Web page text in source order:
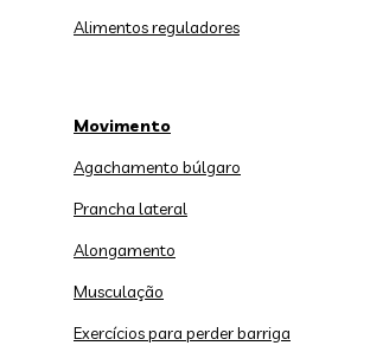
Alimentos reguladores
Movimento
Agachamento búlgaro
Prancha lateral
Alongamento
Musculação
Exercícios para perder barriga